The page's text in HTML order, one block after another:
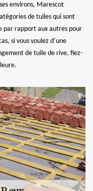
environs, Marescot
de tuiles qui sont
par rapport aux autres pour
si vous voulez d’une
de tuile de rive, fiez-